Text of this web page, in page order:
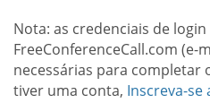
Nota: as credenciais de
FreeConferenceCall.com (e-
necessárias para completar
tiver uma conta, Inscreva-se